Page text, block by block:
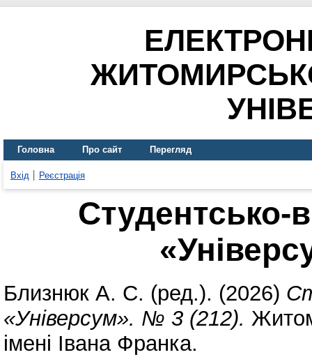
Головна Про сайт Перегляд
Вхід Реєстрація
Студентсько-
Близнюк А. С. (ред.). (2026)
«Універсум». № 3 (212).
імені Івана Франка.